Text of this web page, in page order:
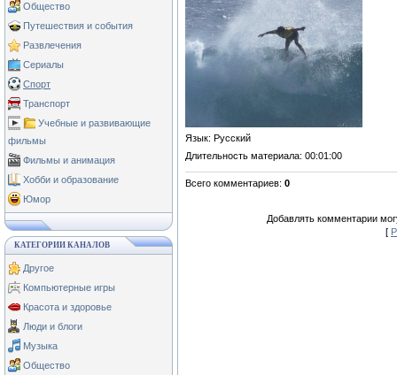
Общество
Путешествия и события
Развлечения
Сериалы
Спорт
Транспорт
Учебные и развивающие
фильмы
Фильмы и анимация
Хобби и образование
Юмор
КАТЕГОРИИ КАНАЛОВ
Другое
Компьютерные игры
Красота и здоровье
Люди и блоги
Музыка
Общество
Язык: Русский
Длительность материала: 00:01:00
Всего комментариев: 0
Добавлять комментарии
[